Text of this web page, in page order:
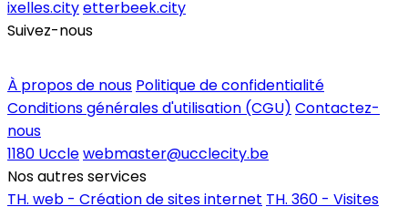
ixelles.cityetterbeek.city
Suivez-nous
À propos de nous Politique de confidentialité
Conditions générales d'utilisation (CGU) Contactez-
nous
1180 Ucclewebmaster@ucclecity.be
Nos autres services
TH. web - Création de sites internet TH. 360 - Visites